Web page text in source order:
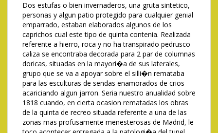
Dos estufas o bien invernaderos, una gruta sintetico,
personas y algun patio protegido para cualquier genial
emparrado, estaban elaborados algunos de los
caprichos cual este tipo de quinta contenia. Realizada
referente a hierro, roca y no ha transpirado pedrusco
caliza se encontraba decorada para 2 par de columnas
doricas, situadas en la mayori�a de sus laterales,
grupo que se va a apoyar sobre el silli�n remataba
para las esculturas de sendas enamorados de crios
acariciando algun jarron. Seria nuestro anualidad sobre
1818 cuando, en cierta ocasion rematadas los obras
de la quinta de recreo situada referente a una de las
zonas mas profusamente menesterosas de Madrid, le